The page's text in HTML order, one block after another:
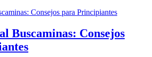
Buscaminas: Consejos